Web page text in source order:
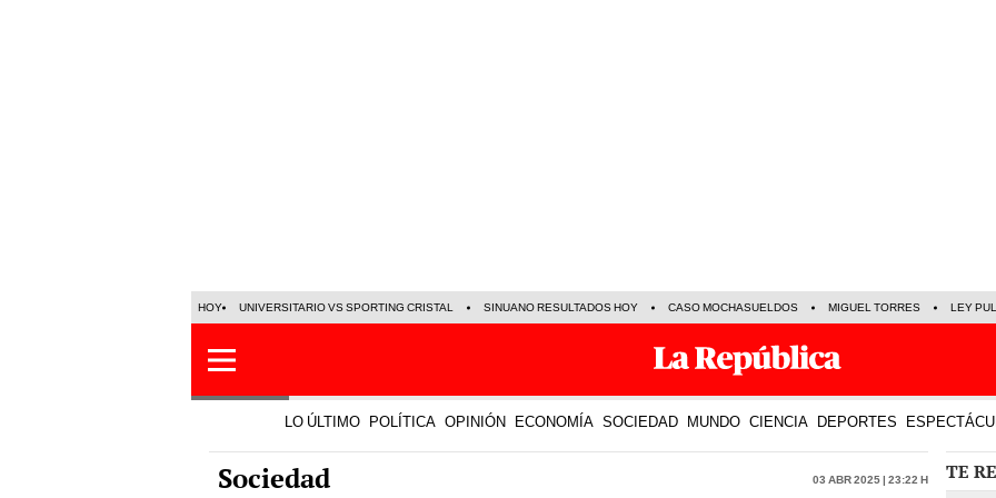
HOY UNIVERSITARIO VS SPORTING CRISTAL SINUANO RESULTADOS HOY CASO MOCHASUELDOS MIGUEL TORRES LEY
LO ÚLTIMO POLÍTICA OPINIÓN ECONOMÍA
Sociedad TE